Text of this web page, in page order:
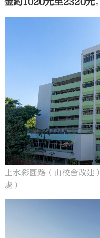
上水彩園路（由校舍改
處）